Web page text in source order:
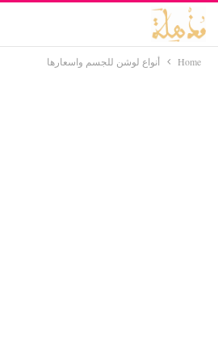
Home أنواع لوشن للجسم واسعارها